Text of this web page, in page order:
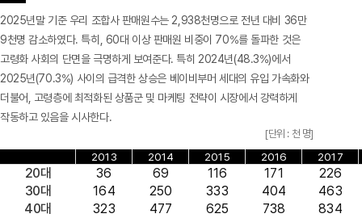
2025년말 기준 우리 조합사 판매원수는 2,938천명으로 전년 대비 36만
9천명 감소하였다. 특히, 60대 이상 판매원 비중이 70%를 돌파한 것은
고령화 사회의 단면을 극명하게 보여준다. 특히 2024년(48.3%)에서
2025년(70.3%) 사이의 급격한 상승은 베이비부머 세대의 유입 가속화와
더불어, 고령층에 최적화된 상품군 및 마케팅 전략이 시장에서 강력하게
작동하고 있음을 시사한다.
[단위 : 천 명]
2013 2014 2015 2016 2017
20대 36 69 116 171
226
30대
164 250 333 404
463
40대
323 477 625 738
834